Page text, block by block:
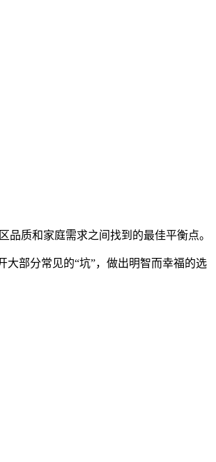
质和家庭需求之间找到的最佳平衡点。
部分常见的“坑”，做出明智而幸福的选